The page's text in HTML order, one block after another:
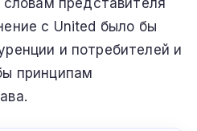
представителя
с United было бы
и потребителей и
принципам